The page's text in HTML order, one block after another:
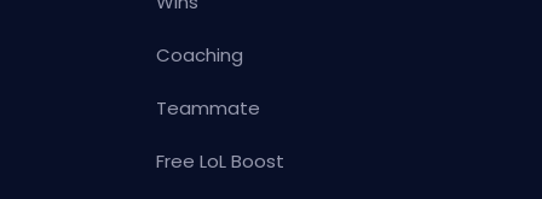
Coaching
Teammate
Free LoL Boost